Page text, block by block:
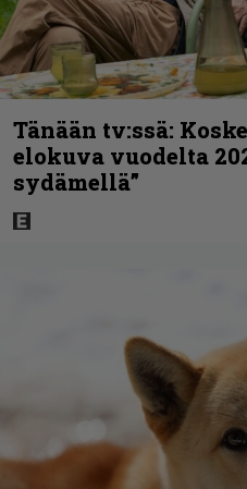
Tänään tv:ssä:
elokuva vuodelta
sydämellä”